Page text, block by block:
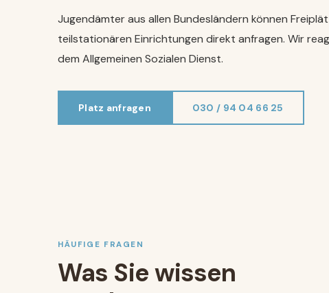
Jugendämter aus allen Bundesländern können
teilstationären Einrichtungen direkt anfragen. Wir
dem Allgemeinen Sozialen Dienst.
Platz anfragen 030 / 94 04 66 25
HÄUFIGE FRAGEN
Was Sie wissen